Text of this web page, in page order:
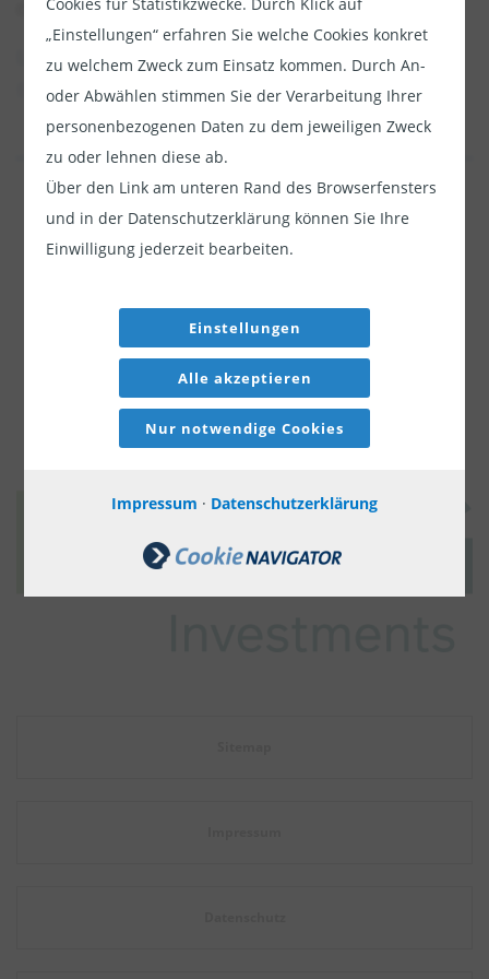
„Einstellungen“ erfahren Sie welche Cookies konkret
zu welchem Zweck zum Einsatz kommen. Durch An-
oder Abwählen stimmen Sie der Verarbeitung Ihrer
personenbezogenen Daten zu dem jeweiligen Zweck
zu oder lehnen diese ab.
Über den Link am unteren Rand des Browserfensters
und in der Datenschutzerklärung können Sie Ihre
Einwilligung jederzeit bearbeiten.
Einstellungen
Alle akzeptieren
Nur notwendige Cookies
Impressum · Datenschutzerklärung
durch den robusten Arbeitsmarkt gestützt wird.
Lesen Sie unsere komplette
Experteneinschätzung
Diesen Beitrag teilen:
Jetzt weiterlesen
Dieser Inhalt ist für professionelle Anleger
bestimmt. Mit Klick auf "Weiter" bestätigen
und stimmen unsererDatenschutzerklärung
zu.
Weiter
zulassen